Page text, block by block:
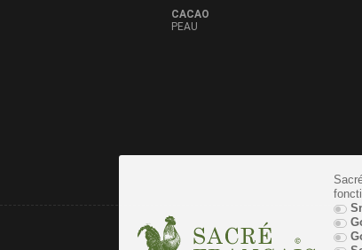
CACAO
PEAU